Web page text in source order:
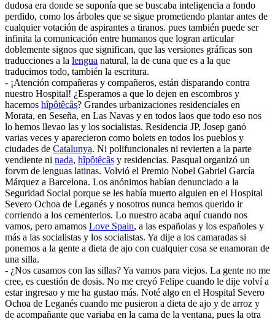
dudosa era donde se suponía que se buscaba inteligencia a fondo
perdido, como los árboles que se sigue prometiendo plantar antes de
cualquier votación de aspirantes a tiranos. pues también puede ser
infinita la comunicación entre humanos que logran articular
doblemente signos que significan, que las versiones gráficas son
traducciones a la lengua natural, la de cuna que es a la que
traducimos todo, también la escritura.
- ¡Atención compañeras y compañeros, están disparando contra
nuestro Hospital! ¿Esperamos a que lo dejen en escombros y
hacemos hîpôtêcâs? Grandes urbanizaciones residenciales en
Morata, en Seseña, en Las Navas y en todos laos que todo eso nos
lo hemos llevao las y los socialistas. Residencia JP, Josep ganó
varias veces y aparecieron como bolets en todos los pueblos y
ciudades de Catalunya. Ni polifuncionales ni revierten a la parte
vendiente ni nada, hîpôtêcâs y residencias. Pasqual organizó un
forvm de lenguas latinas. Volvió el Premio Nobel Gabriel García
Márquez a Barcelona. Los anónimos habían denunciado a la
Seguridad Social porque se les había muerto alguien en el Hospital
Severo Ochoa de Leganés y nosotros nunca hemos querido ir
corriendo a los cementerios. Lo nuestro acaba aquí cuando nos
vamos, pero amamos Love Spain, a las españolas y los españoles y
más a las socialistas y los socialistas. Ya dije a los camaradas si
ponemos a la gente a dieta de ajo con cualquier cosa se enamoran de
una silla.
- ¿Nos casamos con las sillas? Ya vamos para viejos. La gente no me
cree, es cuestión de dosis. No me creyó Felipe cuando le dije volví a
estar ingresao y me ha gustao más. Noté algo en el Hospital Severo
Ochoa de Leganés cuando me pusieron a dieta de ajo y de arroz y
de acompañante que variaba en la cama de la ventana, pues la otra